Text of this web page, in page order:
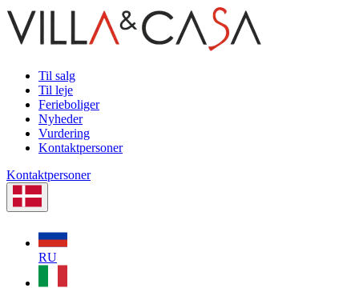
Til salg
Til leje
Ferieboliger
Nyheder
Vurdering
Kontaktpersoner
Kontaktpersoner
RU